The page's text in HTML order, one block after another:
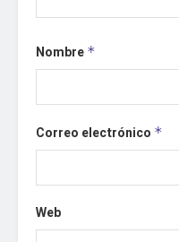
Nombre *
Correo electrónico *
Web